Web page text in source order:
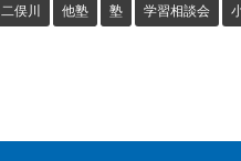
二俣川 他塾 塾 学習相談会